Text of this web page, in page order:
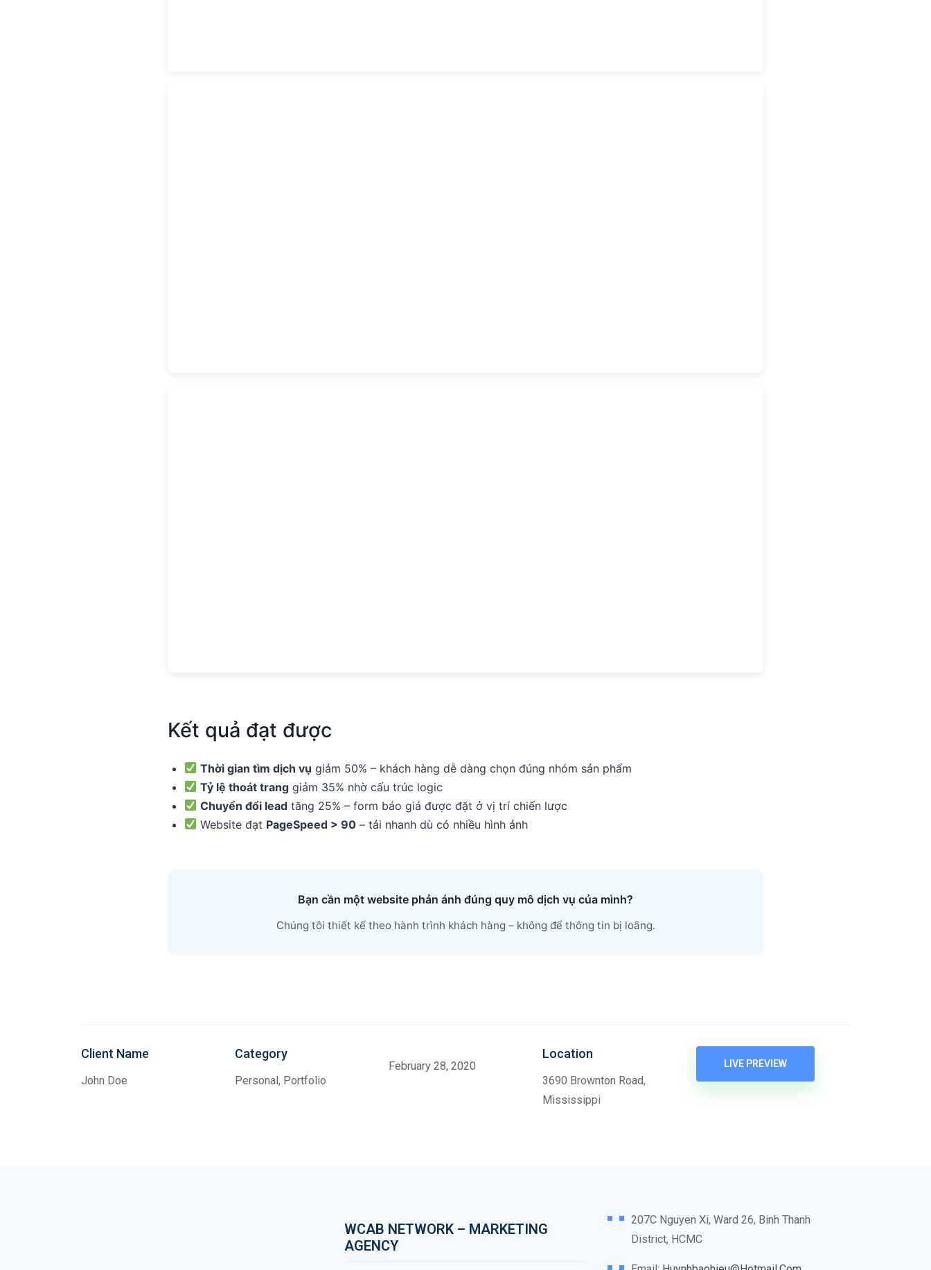
Kết quả đạt được
Thời gian tìm dịch vụ giảm 50% – khách hàng dễ dàng chọn đúng nhóm sản phẩm
Tỷ lệ thoát trang giảm 35% nhờ cấu trúc logic
Chuyển đổi lead tăng 25% – form báo giá được đặt ở vị trí chiến lược
Website đạt PageSpeed > 90 – tải nhanh dù có nhiều hình ảnh
Bạn cần một website phản ánh đúng quy mô dịch vụ của mình?
Chúng tôi thiết kế theo hành trình khách hàng – không để thông tin bị loãng.
Client Name
John Doe
Category
Personal, Portfolio
February 28, 2020
Location
3690 Brownton Road,
Mississippi
LIVE PREVIEW
WCAB NETWORK – MARKETING
AGENCY
207C Nguyen Xi, Ward 26, Binh Thanh
District, HCMC